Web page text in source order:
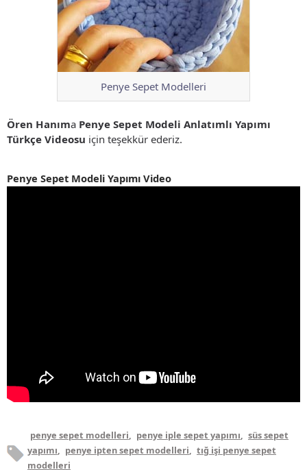
Penye Sepet Modelleri
Ören Hanıma Penye Sepet Modeli Anlatımlı Yapımı
Türkçe Videosu için teşekkür ederiz.
Penye Sepet Modeli Yapımı Video
penye sepet modelleri, penye iple sepet yapımı, süs sepet
yapımı, penye ipten sepet modelleri, tığ işi penye sepet
modelleri